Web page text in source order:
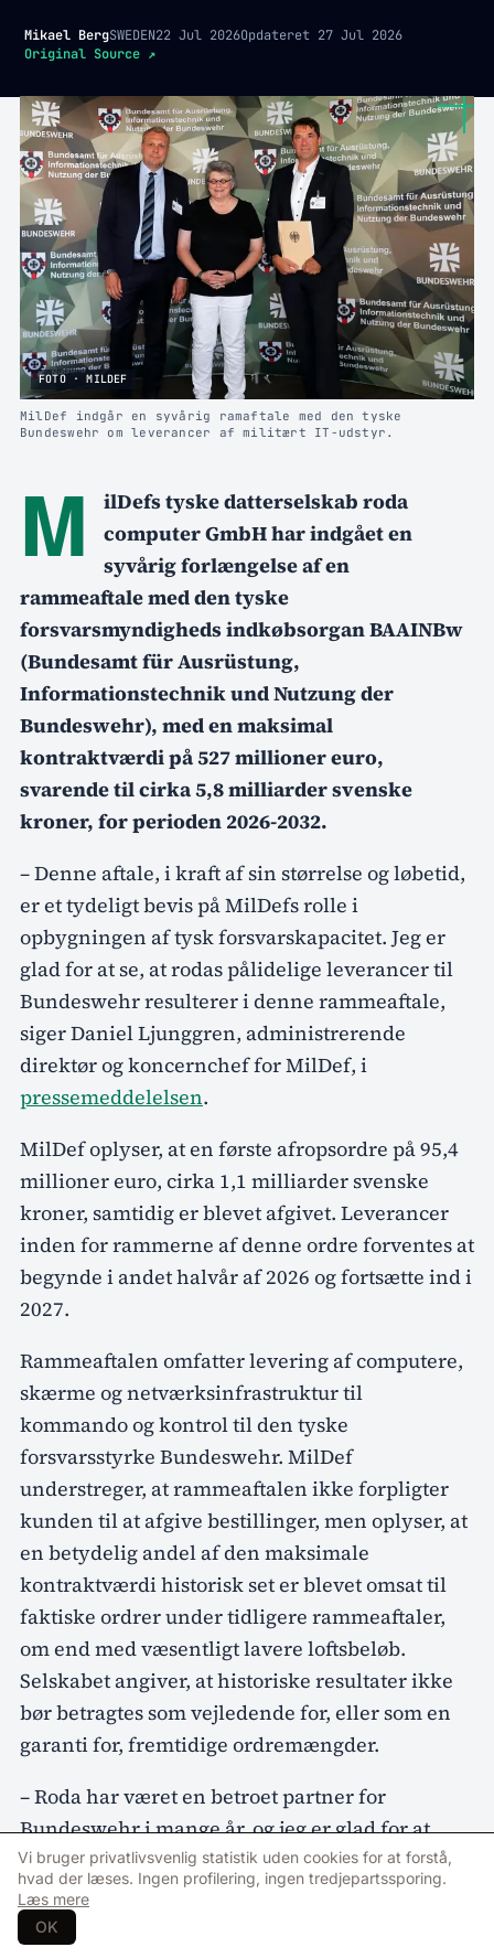
Mikael BergSWEDEN22 Jul 2026Opdateret 27 Jul 2026
Original Source ↗
FOTO · MILDEF
MilDef indgår en syvårig ramaftale med den tyske
Bundeswehr om leverancer af militært IT-udstyr.
M
ilDefs tyske datterselskab roda
computer GmbH har indgået en
syvårig forlængelse af en
rammeaftale med den tyske
forsvarsmyndigheds indkøbsorgan BAAINBw
(Bundesamt für Ausrüstung,
Informationstechnik und Nutzung der
Bundeswehr), med en maksimal
kontraktværdi på 527 millioner euro,
svarende til cirka 5,8 milliarder svenske
kroner, for perioden 2026-2032.
– Denne aftale, i kraft af sin størrelse og løbetid,
er et tydeligt bevis på MilDefs rolle i
opbygningen af tysk forsvarskapacitet. Jeg er
glad for at se, at rodas pålidelige leverancer til
Bundeswehr resulterer i denne rammeaftale,
siger Daniel Ljunggren, administrerende
direktør og koncernchef for MilDef, i
pressemeddelelsen.
MilDef oplyser, at en første afropsordre på 95,4
millioner euro, cirka 1,1 milliarder svenske
kroner, samtidig er blevet afgivet. Leverancer
inden for rammerne af denne ordre forventes at
begynde i andet halvår af 2026 og fortsætte ind i
2027.
Rammeaftalen omfatter levering af computere,
skærme og netværksinfrastruktur til
kommando og kontrol til den tyske
forsvarsstyrke Bundeswehr. MilDef
understreger, at rammeaftalen ikke forpligter
kunden til at afgive bestillinger, men oplyser, at
en betydelig andel af den maksimale
kontraktværdi historisk set er blevet omsat til
faktiske ordrer under tidligere rammeaftaler,
om end med væsentligt lavere loftsbeløb.
Selskabet angiver, at historiske resultater ikke
bør betragtes som vejledende for, eller som en
garanti for, fremtidige ordremængder.
– Roda har været en betroet partner for
Bundeswehr i mange år, og jeg er glad for at
uddybe forholdet til dem gennem denne
rammeaftale. Jeg er stolt over at fortsætte
samarbejdet med Bundeswehr og levere taktisk
Vi bruger privatlivsvenlig statistik uden cookies for at forstå,
hvad der læses. Ingen profilering, ingen tredjepartssporing.
Læs mere
OK